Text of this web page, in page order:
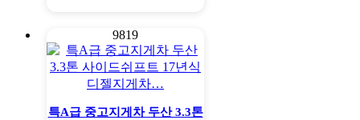
9819
특A급 중고지게차 두산 3.3톤